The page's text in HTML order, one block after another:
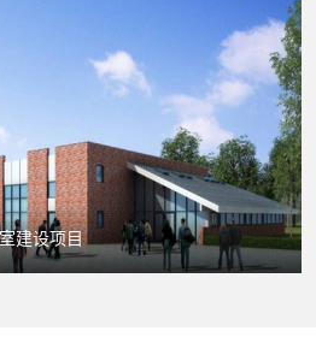
建设项目